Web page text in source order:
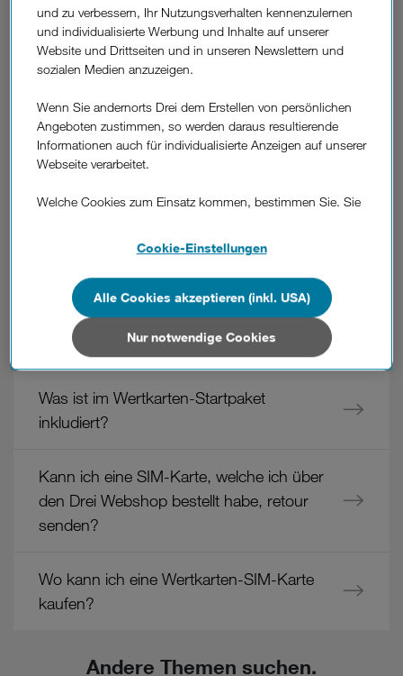
Zum Abschluss folgt noch dieGuthaben-AufladungIhrer
Wertkarte. Sie können entweder einen gewünschten
Betrag aufladen oder Sie wählen die automatische
Aufladung, mit der alle 30 Tage die jeweiligen Paket-
Kreditkarte abgebucht werden.
Hierfür benötigen Sie denPUKder Rufnummer (steht auf
dem SIM-Karten Träger), einen Lichtbildausweis, ein
die Handy-Signatur.
Feedback
Weitere
Fragen
aus
"Startpaket"
Was ist im Wertkarten-Startpaket
inkludiert?
Kann ich eine SIM-Karte, welche ich über
den Drei Webshop bestellt habe, retour
senden?
Wo kann ich eine Wertkarten-SIM-Karte
kaufen?
Andere Themen suchen.
und zu verbessern, Ihr Nutzungsverhalten kennenzulernen
und individualisierte Werbung und Inhalte auf unserer
Website und Drittseiten und in unseren Newslettern und
sozialen Medien anzuzeigen.
Wenn Sie andernorts Drei dem Erstellen von persönlichen
Angeboten zustimmen, so werden daraus resultierende
Informationen auch für individualisierte Anzeigen auf unserer
Webseite verarbeitet.
Welche Cookies zum Einsatz kommen, bestimmen Sie. Sie
Wenn Sie allen Cookies zustimmen, werden auch Cookies
von Drittanbietern verarbeitet, die Ihre Daten in Ländern
außerhalb der europäischen Union (z.B. in den USA)
verarbeiten. Sie unterliegen keinem EU-konformen
Datenschutzniveau und es stehen keine wirksamen
Rechtsbehelfe zur Verfügung.
Cookies von Unternehmen in Drittstaaten, die ein ähnliches
Unternehmen behandelt.
Wenn Sie „Nur notwendige Cookies“ wählen, dann sind für
Cookie-Einstellungen
Nur notwendige Cookies
Alle Cookies akzeptieren (inkl. USA)